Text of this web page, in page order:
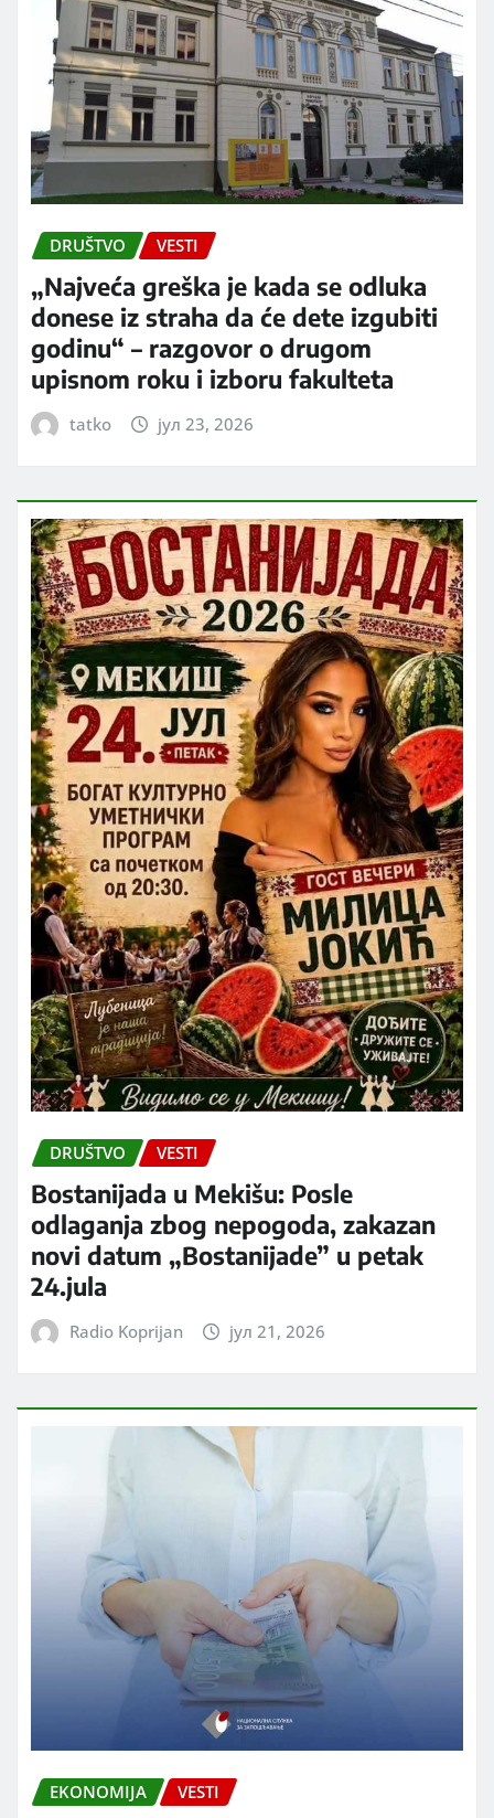
DRUŠTVO VESTI
„Najveća greška je kada se odluka
donese iz straha da će dete izgubiti
godinu“ – razgovor o drugom
upisnom roku i izboru fakulteta
tatko јул 23, 2026
DRUŠTVO VESTI
Bostanijada u Mekišu: Posle
odlaganja zbog nepogoda, zakazan
novi datum „Bostanijade” u petak
24.jula
Radio Koprijan јул 21, 2026
EKONOMIJA VESTI